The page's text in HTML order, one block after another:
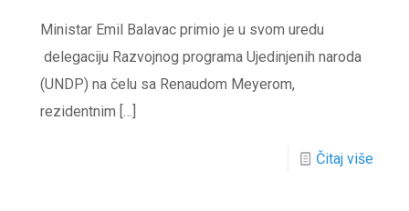
Ministar Emil Balavac primio je u svom uredu
delegaciju Razvojnog programa Ujedinjenih naroda
(UNDP) na čelu sa Renaudom Meyerom,
rezidentnim […]
Čitaj više